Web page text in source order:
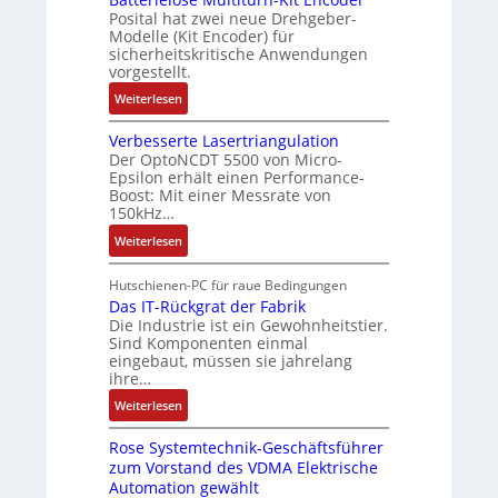
g
r
s
i
c
h
e
e
E
n
t
w
i
c
l
u
n
g
t
k
i
l
l
i
o
n
e
n
A
b
e
i
t
k
r
ä
f
t
e
o
m
a
t
e
x
p
a
n
d
r
t
a
g
s
e
i
n
g
a
n
M
a
s
c
i
n
e
n
-
Posital hat zwei neue Drehgeber-
Modelle (Kit Encoder) für
sicherheitskritische Anwendungen
vorgestellt.
Weiterlesen:
B
a
t
t
e
r
i
e
l
o
s
e
M
u
l
i
t
Verbesserte Lasertriangulation
Der OptoNCDT 5500 von Micro-
Epsilon erhält einen Performance-
Boost: Mit einer Messrate von
150kHz…
Weiterlesen:
V
e
r
b
e
s
s
e
r
t
e
L
Hutschienen-PC für raue Bedingungen
Das IT-Rückgrat der Fabrik
Die Industrie ist ein Gewohnheitstier.
Sind Komponenten einmal
eingebaut, müssen sie jahrelang
ihre…
Weiterlesen:
D
a
s
I
Rose Systemtechnik-Geschäftsführer
zum Vorstand des VDMA Elektrische
Automation gewählt